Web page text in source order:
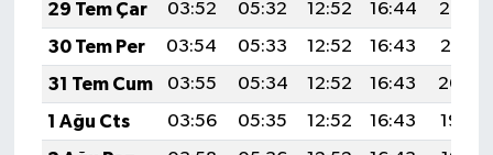
29 Tem Çar
03:52 05:32 12:52 16:44
20:02
30 Tem Per
03:54 05:33 12:52 16:43
20:01
31 Tem Cum
03:55 05:34 12:52 16:43
20:00
1 Ağu Cts
03:56 05:35 12:52 16:43
19:59